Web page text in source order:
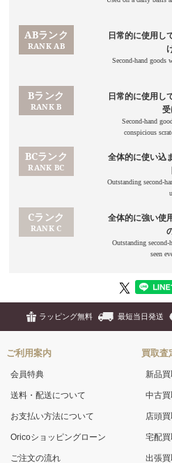
ラッピング無料 最短当日発送
ご利用案内
会員特典
送料・配送について
お支払い方法について
Oricoショッピングローン
ご注文の流れ
買取査
新品
中古
店頭
宅配
出張